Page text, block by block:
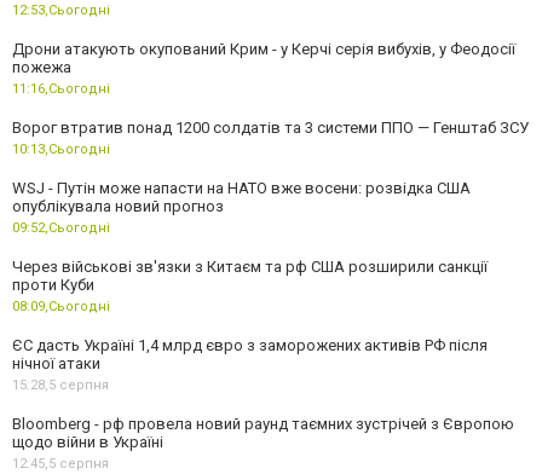
12:53,Сьогодні
Дрони атакують окупований Крим - у Керчі серія вибухів, у Феодосії
пожежа
11:16,Сьогодні
Ворог втратив понад 1200 солдатів та 3 системи ППО — Генштаб ЗСУ
10:13,Сьогодні
WSJ - Путін може напасти на НАТО вже восени: розвідка США
опублікувала новий прогноз
09:52,Сьогодні
Через військові зв'язки з Китаєм та рф США розширили санкції
проти Куби
08:09,Сьогодні
ЄС дасть Україні 1,4 млрд євро з заморожених активів РФ після
нічної атаки
15:28,5 серпня
Bloomberg - рф провела новий раунд таємних зустрічей з Європою
щодо війни в Україні
12:45,5 серпня